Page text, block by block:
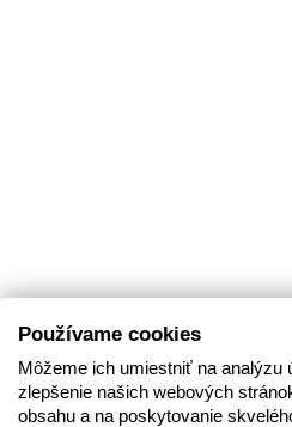
Používame cookies
Môžeme ich umiestniť na analýzu
zlepšenie našich webových
obsahu a na poskytovanie